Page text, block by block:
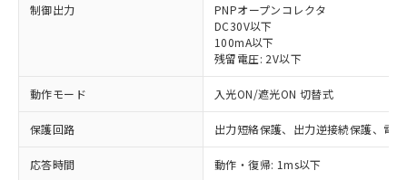
制御出力
PNPオープンコレクタ
DC30V以下
100mA以下
残留電圧: 2V以下
動作モード 入光ON/遮光ON 切替式
保護回路 出力短絡保護、出力逆接続保護、電
応答時間 動作・復帰: 1ms以下